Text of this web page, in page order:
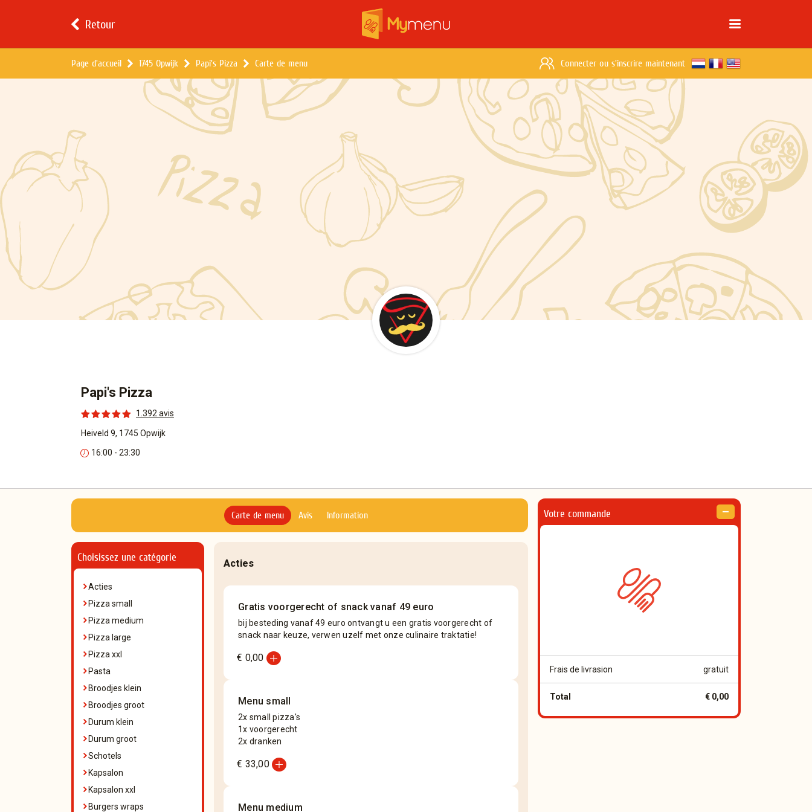
Retour
Page d'accueil 1745 Opwijk Papi's Pizza Carte de menu Connecter ou s'inscrire maintenant
Papi's Pizza
1.392 avis
Heiveld 9, 1745 Opwijk
16:00 - 23:30
Votre commande
Frais de livrasion gratuit
Total € 0,00
Carte de menu Avis Information
Choisissez une catégorie
Acties
Pizza small
Pizza medium
Pizza large
Pizza xxl
Pasta
Broodjes klein
Broodjes groot
Durum klein
Durum groot
Schotels
Kapsalon
Kapsalon xxl
Burgers wraps
Acties
Gratis voorgerecht of snack vanaf 49 euro
bij besteding vanaf 49 euro ontvangt u een gratis voorgerecht of
snack naar keuze, verwen uzelf met onze culinaire traktatie!
€ 0,00 add_circle
Menu small
2x small pizza's
1x voorgerecht
2x dranken
€ 33,00add_circle
Menu medium